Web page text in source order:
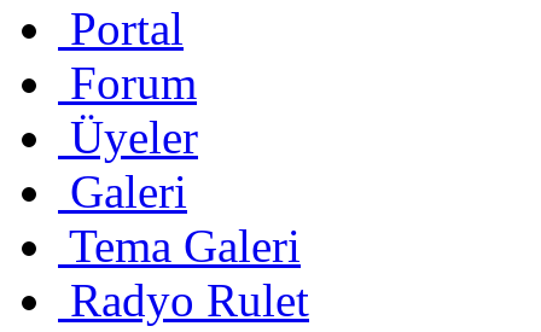
Portal
Forum
Üyeler
Galeri
Tema Galeri
Radyo Rulet